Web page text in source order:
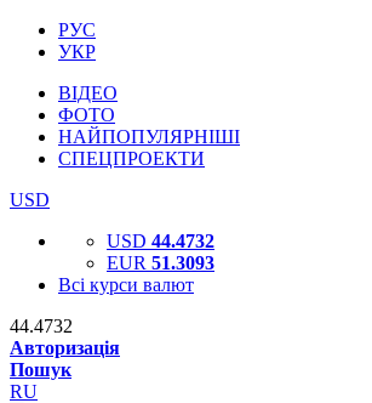
РУС
УКР
ВІДЕО
ФОТО
НАЙПОПУЛЯРНІШІ
СПЕЦПРОЕКТИ
USD
USD 44.4732
EUR 51.3093
Всі курси валют
44.4732
Авторизація
Пошук
RU